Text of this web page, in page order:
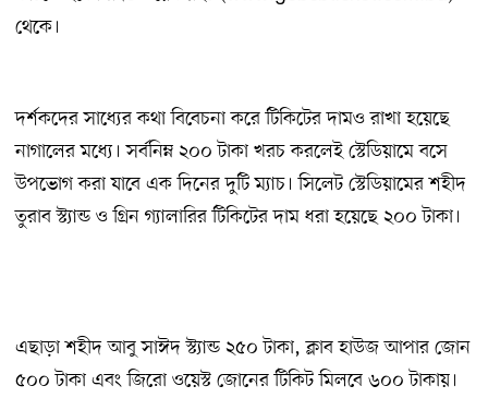
থেকে।
দর্শকদের সাধ্যের কথা বিবেচনা করে টিকিটের দামও রাখা হয়েছে
নাগালের মধ্যে। সর্বনিম্ন ২০০ টাকা খরচ করলেই স্টেডিয়ামে বসে
উপভোগ করা যাবে এক দিনের দুটি ম্যাচ। সিলেট স্টেডিয়ামের শহীদ
তুরাব স্ট্যান্ড ও গ্রিন গ্যালারির টিকিটের দাম ধরা হয়েছে ২০০ টাকা।
এছাড়া শহীদ আবু সাঈদ স্ট্যান্ড ২৫০ টাকা, ক্লাব হাউজ আপার জোন
৫০০ টাকা এবং জিরো ওয়েস্ট জোনের টিকিট মিলবে ৬০০ টাকায়।